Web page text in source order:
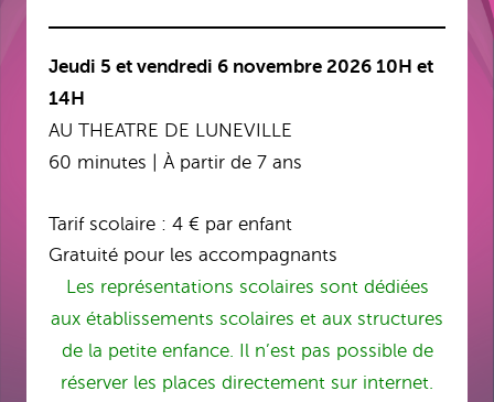
Jeudi 5 et vendredi 6 novembre 2026 10H et
14H
AU THEATRE DE LUNEVILLE
60 minutes | À partir de 7 ans
Tarif scolaire : 4 € par enfant
Gratuité pour les accompagnants
Les représentations scolaires sont dédiées
aux établissements scolaires et aux structures
de la petite enfance. Il n’est pas possible de
réserver les places directement sur internet.